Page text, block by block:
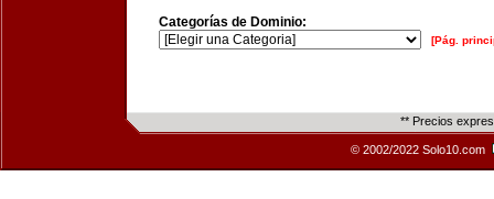
Categorías de Dominio:
[Pág.
** Precios
© 2002/2022 Solo10.com